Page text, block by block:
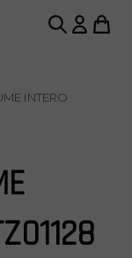
INTERO